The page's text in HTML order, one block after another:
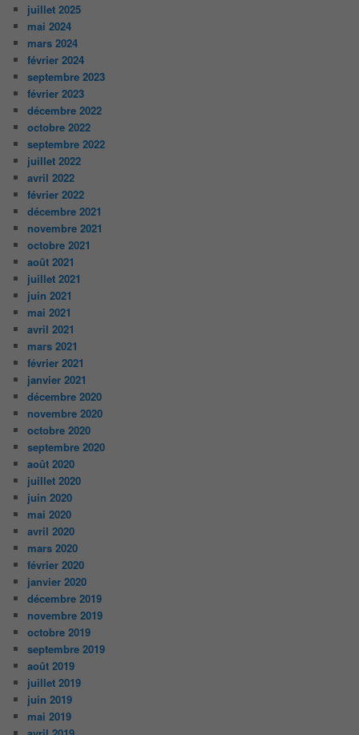
juillet 2025
mai 2024
mars 2024
février 2024
septembre 2023
février 2023
décembre 2022
octobre 2022
septembre 2022
juillet 2022
avril 2022
février 2022
décembre 2021
novembre 2021
octobre 2021
août 2021
juillet 2021
juin 2021
mai 2021
avril 2021
mars 2021
février 2021
janvier 2021
décembre 2020
novembre 2020
octobre 2020
septembre 2020
août 2020
juillet 2020
juin 2020
mai 2020
avril 2020
mars 2020
février 2020
janvier 2020
décembre 2019
novembre 2019
octobre 2019
septembre 2019
août 2019
juillet 2019
juin 2019
mai 2019